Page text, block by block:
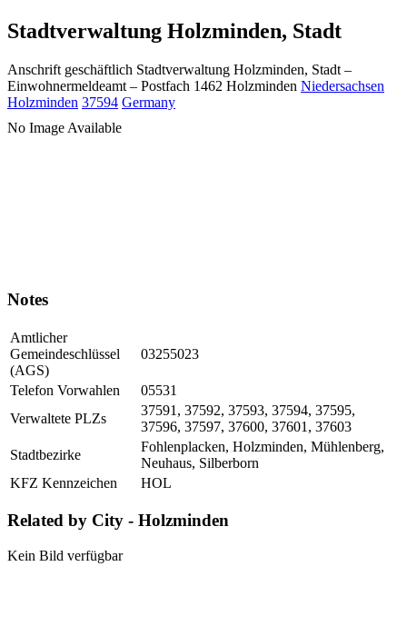
Stadtverwaltung Holzminden, Stadt
Anschrift geschäftlich Stadtverwaltung Holzminden, Stadt –
Einwohnermeldeamt – Postfach 1462 Holzminden Niedersachsen
Holzminden 37594 Germany
No Image Available
Notes
Amtlicher
Gemeindeschlüssel
(AGS)
03255023
Telefon Vorwahlen
05531
Verwaltete PLZs
37591, 37592, 37593, 37594, 37595,
37596, 37597, 37600, 37601, 37603
Stadtbezirke
Fohlenplacken, Holzminden, Mühlenberg,
Neuhaus, Silberborn
KFZ Kennzeichen
HOL
Related by City - Holzminden
Kein Bild verfügbar